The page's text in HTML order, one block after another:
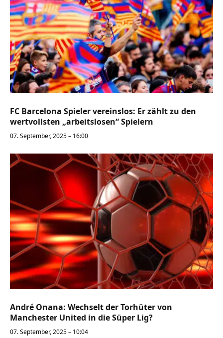
FC Barcelona Spieler vereinslos: Er zählt zu den
wertvollsten „arbeitslosen“ Spielern
07. September, 2025 – 16:00
André Onana: Wechselt der Torhüter von
Manchester United in die Süper Lig?
07. September, 2025 – 10:04